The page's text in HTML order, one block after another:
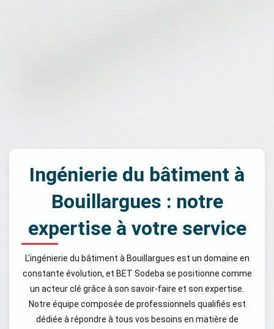
Ingénierie du bâtiment à
Bouillargues : notre
expertise à votre service
L'ingénierie du bâtiment à Bouillargues est un domaine en
constante évolution, et BET Sodeba se positionne comme
un acteur clé grâce à son savoir-faire et son expertise.
Notre équipe composée de professionnels qualifiés est
dédiée à répondre à tous vos besoins en matière de